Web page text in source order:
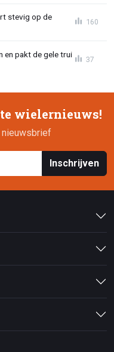
stevig op de
160
en pakt de gele trui
37
wielernieuws!
nieuwsbrief
Inschrijven